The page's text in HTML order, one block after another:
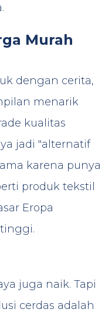
Murah
dengan cerita,
menarik
kualitas
jadi "alternatif
karena punya
produk tekstil
Eropa
juga naik. Tapi
cerdas adalah